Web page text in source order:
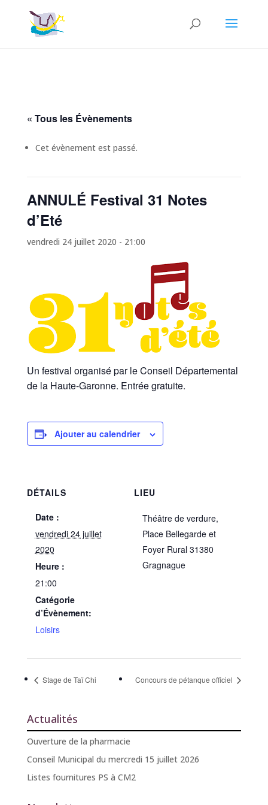
« Tous les Évènements
Cet évènement est passé.
ANNULÉ Festival 31 Notes
d’Eté
vendredi 24 juillet 2020 - 21:00
Un festival organisé par le Conseil Départemental
de la Haute-Garonne. Entrée gratuite.
Ajouter au calendrier
DÉTAILS
Date :
vendredi 24 juillet
2020
Heure :
21:00
Catégorie
d’Évènement:
Loisirs
LIEU
Théâtre de verdure,
Place Bellegarde et
Foyer Rural 31380
Gragnague
Stage de Taï Chi Concours de pétanque officiel
Actualités
Ouverture de la pharmacie
Conseil Municipal du mercredi 15 juillet 2026
Listes fournitures PS à CM2